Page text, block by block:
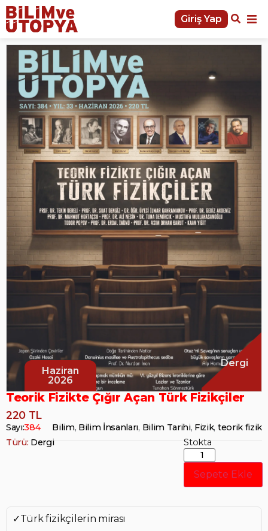
Giriş Yap
Haziran
2026
Dergi
Teorik Fizikte Çığır Açan Türk Fizikçiler
220 TL
Sayı:384 Bilim, Bilim İnsanları, Bilim Tarihi, Fizik, teorik fizik
Türü: Dergi Stokta
Sepete Ekle
✓Türk fizikçilerin mirası